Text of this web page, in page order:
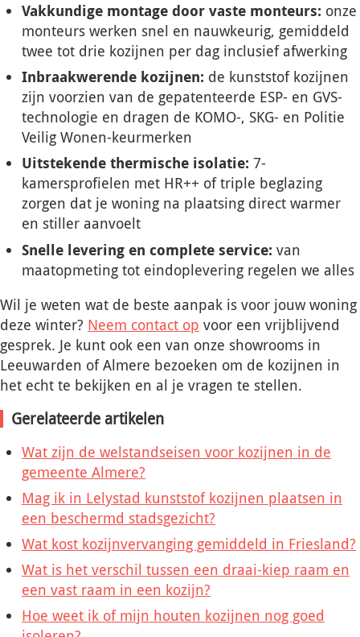
Vakkundige montage door vaste monteurs: onze
monteurs werken snel en nauwkeurig, gemiddeld
twee tot drie kozijnen per dag inclusief afwerking
Inbraakwerende kozijnen: de kunststof kozijnen
zijn voorzien van de gepatenteerde ESP- en GVS-
technologie en dragen de KOMO-, SKG- en Politie
Veilig Wonen-keurmerken
Uitstekende thermische isolatie: 7-
kamersprofielen met HR++ of triple beglazing
zorgen dat je woning na plaatsing direct warmer
en stiller aanvoelt
Snelle levering en complete service: van
maatopmeting tot eindoplevering regelen we alles
Wil je weten wat de beste aanpak is voor jouw woning
deze winter? Neem contact op voor een vrijblijvend
gesprek. Je kunt ook een van onze showrooms in
Leeuwarden of Almere bezoeken om de kozijnen in
het echt te bekijken en al je vragen te stellen.
Gerelateerde artikelen
Wat zijn de welstandseisen voor kozijnen in de
gemeente Almere?
Mag ik in Lelystad kunststof kozijnen plaatsen in
een beschermd stadsgezicht?
Wat kost kozijnvervanging gemiddeld in Friesland?
Wat is het verschil tussen een draai-kiep raam en
een vast raam in een kozijn?
Hoe weet ik of mijn houten kozijnen nog goed